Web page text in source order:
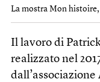
La mostra Mon histoire,
Il lavoro di
realizzato nel